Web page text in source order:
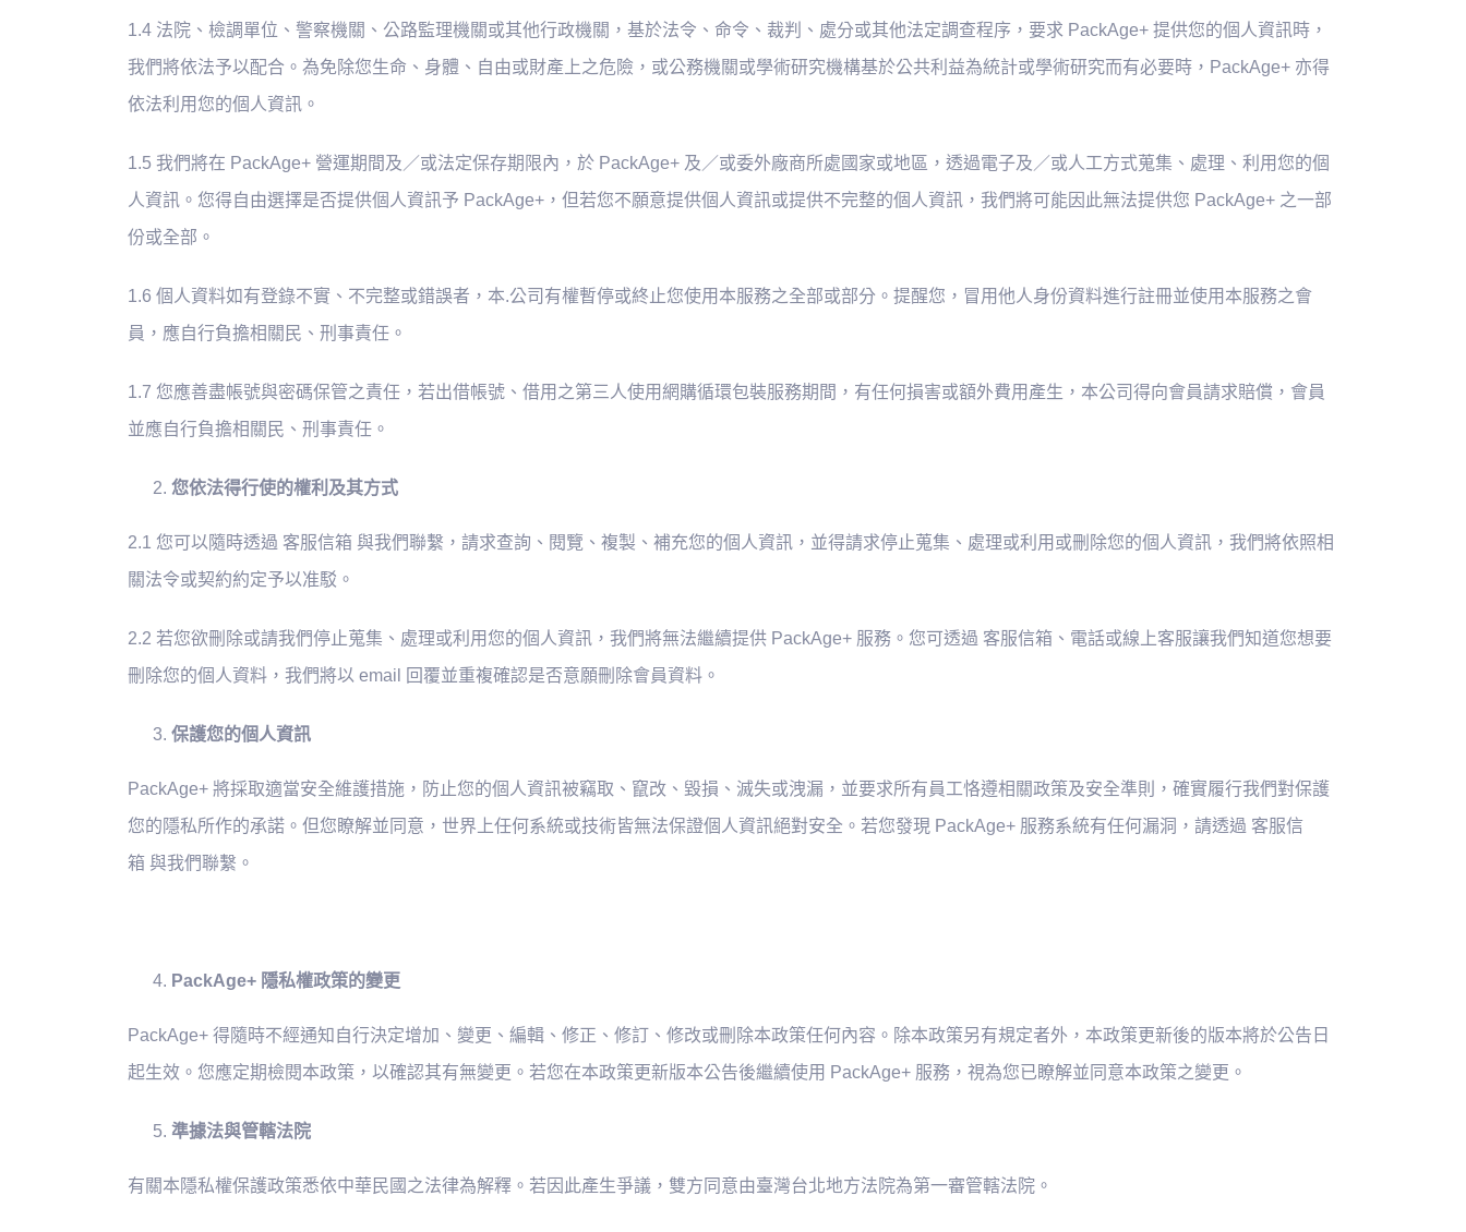
1.4 法院、檢調單位、警察機關、公路監理機關或其他行政機關，基於法令、命令、裁判、處分或其他法定調查程序，要求 PackAge+ 提供您的個人資訊時，
我們將依法予以配合。為免除您生命、身體、自由或財產上之危險，或公務機關或學術研究機構基於公共利益為統計或學術研究而有必要時，PackAge+ 亦得
依法利用您的個人資訊。
1.5 我們將在 PackAge+ 營運期間及／或法定保存期限內，於 PackAge+ 及／或委外廠商所處國家或地區，透過電子及／或人工方式蒐集、處理、利用您的個
人資訊。您得自由選擇是否提供個人資訊予 PackAge+，但若您不願意提供個人資訊或提供不完整的個人資訊，我們將可能因此無法提供您 PackAge+ 之一部
份或全部。
1.6 個人資料如有登錄不實、不完整或錯誤者，本.公司有權暫停或終止您使用本服務之全部或部分。提醒您，冒用他人身份資料進行註冊並使用本服務之會
員，應自行負擔相關民、刑事責任。
1.7 您應善盡帳號與密碼保管之責任，若出借帳號、借用之第三人使用網購循環包裝服務期間，有任何損害或額外費用產生，本公司得向會員請求賠償，會員
並應自行負擔相關民、刑事責任。
您依法得行使的權利及其方式
2.1 您可以隨時透過 客服信箱 與我們聯繫，請求查詢、閱覽、複製、補充您的個人資訊，並得請求停止蒐集、處理或利用或刪除您的個人資訊，我們將依照相
關法令或契約約定予以准駁。
2.2 若您欲刪除或請我們停止蒐集、處理或利用您的個人資訊，我們將無法繼續提供 PackAge+ 服務。您可透過 客服信箱、電話或線上客服讓我們知道您想要
刪除您的個人資料，我們將以 email 回覆並重複確認是否意願刪除會員資料。
保護您的個人資訊
PackAge+ 將採取適當安全維護措施，防止您的個人資訊被竊取、竄改、毀損、滅失或洩漏，並要求所有員工恪遵相關政策及安全準則，確實履行我們對保護
您的隱私所作的承諾。但您瞭解並同意，世界上任何系統或技術皆無法保證個人資訊絕對安全。若您發現 PackAge+ 服務系統有任何漏洞，請透過 客服信
箱 與我們聯繫。
PackAge+ 隱私權政策的變更
PackAge+ 得隨時不經通知自行決定增加、變更、編輯、修正、修訂、修改或刪除本政策任何內容。除本政策另有規定者外，本政策更新後的版本將於公告日
起生效。您應定期檢閱本政策，以確認其有無變更。若您在本政策更新版本公告後繼續使用 PackAge+ 服務，視為您已瞭解並同意本政策之變更。
準據法與管轄法院
有關本隱私權保護政策悉依中華民國之法律為解釋。若因此產生爭議，雙方同意由臺灣台北地方法院為第一審管轄法院。